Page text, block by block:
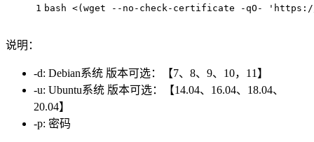
1 bash <(wget --no-check-certificate -qO-
说明：
-d: Debian系统 版本可选：【7、8、9、10，11】
-u: Ubuntu系统 版本可选：【14.04、16.04、18.04、
20.04】
-p: 密码